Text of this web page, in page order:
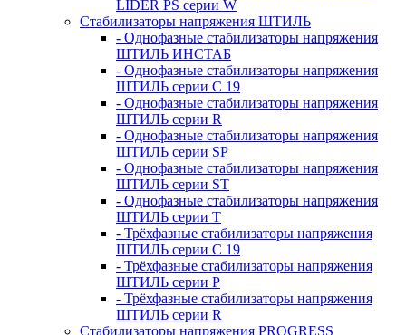
LIDER PS серии W
Стабилизаторы напряжения ШТИЛЬ
- Однофазные стабилизаторы напряжения
ШТИЛЬ ИНСТАБ
- Однофазные стабилизаторы напряжения
ШТИЛЬ серии C 19
- Однофазные стабилизаторы напряжения
ШТИЛЬ серии R
- Однофазные стабилизаторы напряжения
ШТИЛЬ серии SP
- Однофазные стабилизаторы напряжения
ШТИЛЬ серии ST
- Однофазные стабилизаторы напряжения
ШТИЛЬ серии T
- Трёхфазные стабилизаторы напряжения
ШТИЛЬ серии C 19
- Трёхфазные стабилизаторы напряжения
ШТИЛЬ серии P
- Трёхфазные стабилизаторы напряжения
ШТИЛЬ серии R
Стабилизаторы напряжения PROGRESS